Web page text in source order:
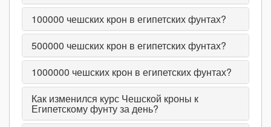
100000 чешских крон в египетских фунтах?
500000 чешских крон в египетских фунтах?
1000000 чешских крон в египетских фунтах?
Как изменился курс Чешской кроны к
Египетскому фунту за день?